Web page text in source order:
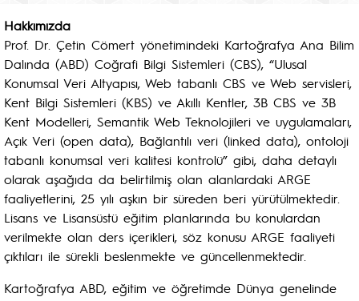
Hakkımızda
Prof. Dr. Çetin Cömert yönetimindeki Kartoğrafya Ana Bilim
Dalında (ABD) Coğrafi Bilgi Sistemleri (CBS), “Ulusal
Konumsal Veri Altyapısı, Web tabanlı CBS ve Web servisleri,
Kent Bilgi Sistemleri (KBS) ve Akıllı Kentler, 3B CBS ve 3B
Kent Modelleri, Semantik Web Teknolojileri ve uygulamaları,
Açık Veri (open data), Bağlantılı veri (linked data), ontoloji
tabanlı konumsal veri kalitesi kontrolü” gibi, daha detaylı
olarak aşağıda da belirtilmiş olan alanlardaki ARGE
faaliyetlerini, 25 yılı aşkın bir süreden beri yürütülmektedir.
Lisans ve Lisansüstü eğitim planlarında bu konulardan
verilmekte olan ders içerikleri, söz konusu ARGE faaliyeti
çıktıları ile sürekli beslenmekte ve güncellenmektedir.
Kartoğrafya ABD, eğitim ve öğretimde Dünya genelinde